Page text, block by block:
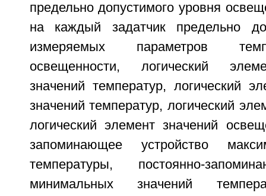
предельно допустимого уровня
на каждый задатчик предельно
измеряемых параметров
освещенности, логический
значений температур, логический
значений температур, логический
логический элемент значений
запоминающее устройство
температуры, постоянно-
минимальных значений